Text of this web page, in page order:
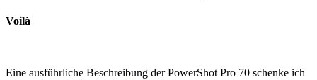
Voilà
Eine ausführliche Beschreibung der PowerShot Pro 70 schenke ich